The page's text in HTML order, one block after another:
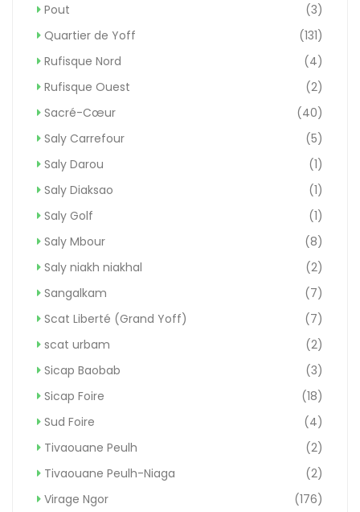
Pout
(3)
Quartier de Yoff
(131)
Rufisque Nord
(4)
Rufisque Ouest
(2)
Sacré-Cœur
(40)
Saly Carrefour
(5)
Saly Darou
(1)
Saly Diaksao
(1)
Saly Golf
(1)
Saly Mbour
(8)
Saly niakh niakhal
(2)
Sangalkam
(7)
Scat Liberté (Grand Yoff)
(7)
scat urbam
(2)
Sicap Baobab
(3)
Sicap Foire
(18)
Sud Foire
(4)
Tivaouane Peulh
(2)
Tivaouane Peulh-Niaga
(2)
Virage Ngor
(176)